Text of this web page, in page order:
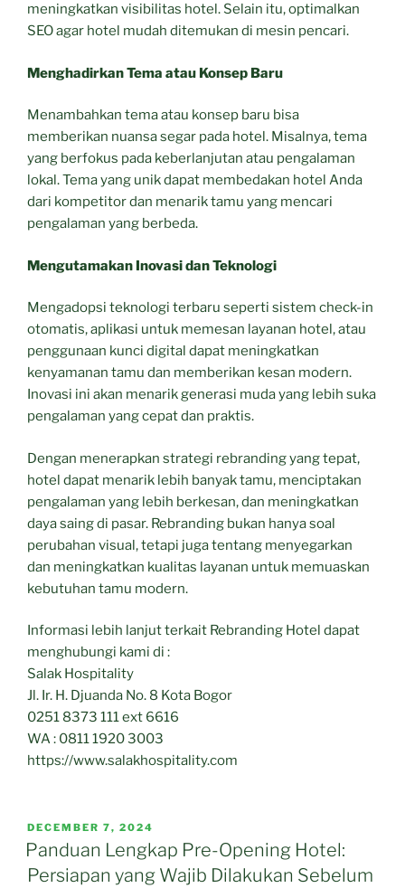
meningkatkan visibilitas hotel. Selain itu, optimalkan
SEO agar hotel mudah ditemukan di mesin pencari.
Menghadirkan Tema atau Konsep Baru
Menambahkan tema atau konsep baru bisa
memberikan nuansa segar pada hotel. Misalnya, tema
yang berfokus pada keberlanjutan atau pengalaman
lokal. Tema yang unik dapat membedakan hotel Anda
dari kompetitor dan menarik tamu yang mencari
pengalaman yang berbeda.
Mengutamakan Inovasi dan Teknologi
Mengadopsi teknologi terbaru seperti sistem check-in
otomatis, aplikasi untuk memesan layanan hotel, atau
penggunaan kunci digital dapat meningkatkan
kenyamanan tamu dan memberikan kesan modern.
Inovasi ini akan menarik generasi muda yang lebih suka
pengalaman yang cepat dan praktis.
Dengan menerapkan strategi rebranding yang tepat,
hotel dapat menarik lebih banyak tamu, menciptakan
pengalaman yang lebih berkesan, dan meningkatkan
daya saing di pasar. Rebranding bukan hanya soal
perubahan visual, tetapi juga tentang menyegarkan
dan meningkatkan kualitas layanan untuk memuaskan
kebutuhan tamu modern.
Informasi lebih lanjut terkait Rebranding Hotel dapat
menghubungi kami di :
Salak Hospitality
Jl. Ir. H. Djuanda No. 8 Kota Bogor
0251 8373 111 ext 6616
WA : 0811 1920 3003
https://www.salakhospitality.com
POSTED
ON
DECEMBER 7, 2024
Panduan Lengkap Pre-Opening Hotel:
Persiapan yang Wajib Dilakukan Sebelum